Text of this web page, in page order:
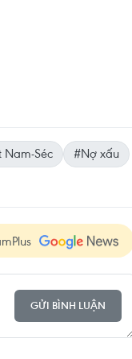
Nam-Séc
#Nợ xấu
GỬI BÌNH LUẬN